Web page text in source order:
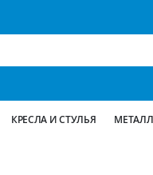
КРЕСЛА И СТУЛЬЯ